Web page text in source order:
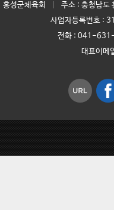
홍성군체육회
주소 : 충청남도
사업자등록번호 :
전화 : 041-
대표이메